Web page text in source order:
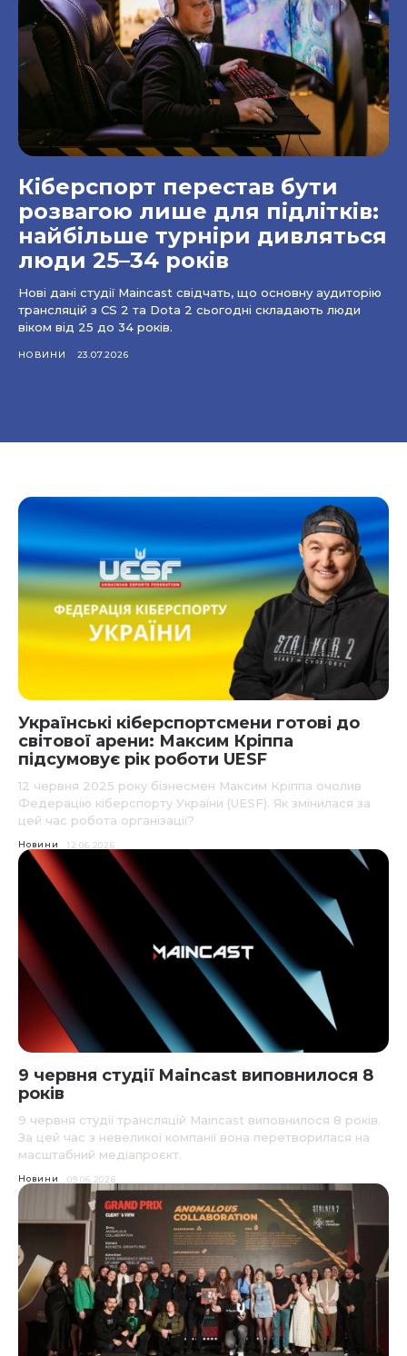
Кіберспорт перестав бути
розвагою лише для підлітків:
найбільше турніри дивляться
люди 25–34 років
Нові дані студії Maincast свідчать, що основну аудиторію
трансляцій з CS 2 та Dota 2 сьогодні складають люди
віком від 25 до 34 років.
НОВИНИ 23.07.2026
Українські кіберспортсмени готові до
світової арени: Максим Кріппа
підсумовує рік роботи UESF
12 червня 2025 року бізнесмен Максим Кріппа очолив
Федерацію кіберспорту України (UESF). Як змінилася за
цей час робота організації?
Новини 12.06.2026
9 червня студії Maincast виповнилося 8
років
9 червня студії трансляцій Maincast виповнилося 8 років.
За цей час з невеликої компанії вона перетворилася на
масштабний медіапроєкт.
Новини 09.06.2026